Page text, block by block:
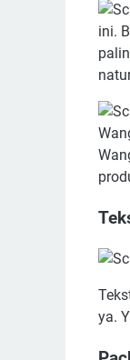
ini.
ya.